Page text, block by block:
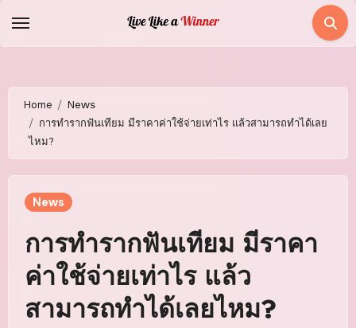
Home
News
การทำรากฟันเทียม มีราคาค่าใช้จ่ายเท่าไร แล้วสามารถทำได้เลย
ไหม?
News
การทำรากฟันเทียม มีราคา
ค่าใช้จ่ายเท่าไร แล้ว
สามารถทำได้เลยไหม?